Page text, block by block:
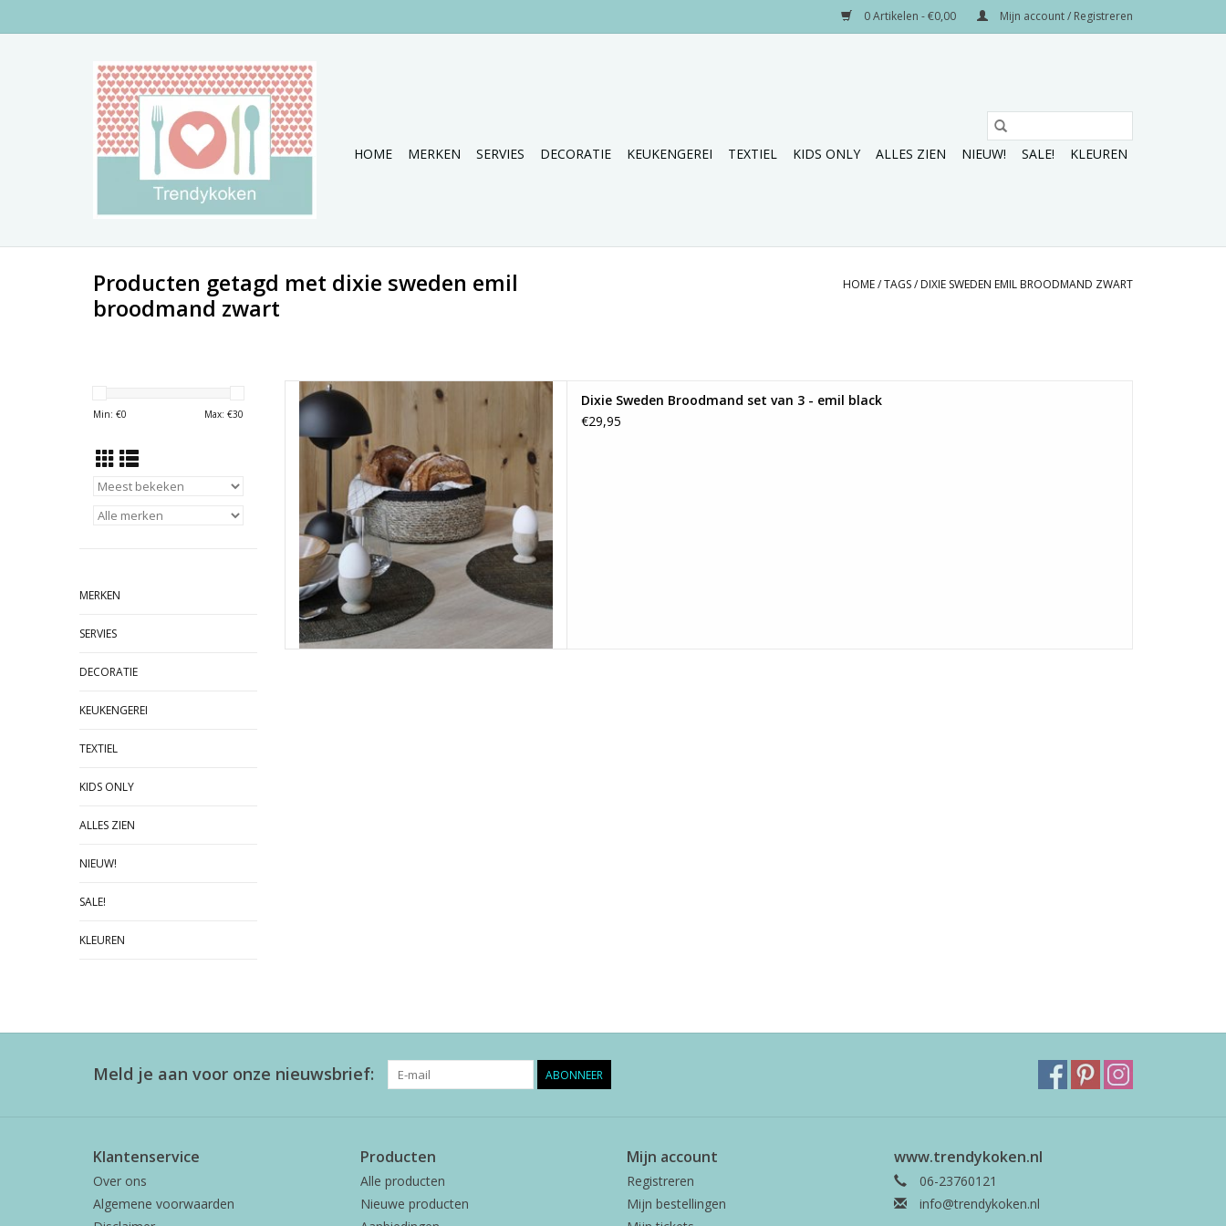
0 Artikelen - €0,00 Mijn account / Registreren
HOME MERKEN SERVIES DECORATIE KEUKENGEREI TEXTIEL KIDS ONLY ALLES ZIEN NIEUW! SALE! KLEUREN
Producten getagd met dixie sweden emil
broodmand zwart
HOME/TAGS/ DIXIE SWEDEN EMIL BROODMAND ZWART
Min: €0 Max: €30
MERKEN
SERVIES
DECORATIE
KEUKENGEREI
TEXTIEL
KIDS ONLY
ALLES ZIEN
NIEUW!
SALE!
KLEUREN
Set van 3 mooie broodmanden van Dixie Sweden.
TOEVOEGEN AAN WINKELWAGEN
Dixie Sweden Broodmand set van 3 - emil black
€29,95
Meld je aan voor onze nieuwsbrief: ABONNEER
Klantenservice
Over ons
Algemene voorwaarden
Producten
Alle producten
Nieuwe producten
Mijn account
Registreren
Mijn bestellingen
www.trendykoken.nl
06-23760121
info@trendykoken.nl